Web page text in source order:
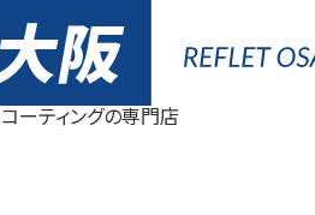
ーティングの専門店